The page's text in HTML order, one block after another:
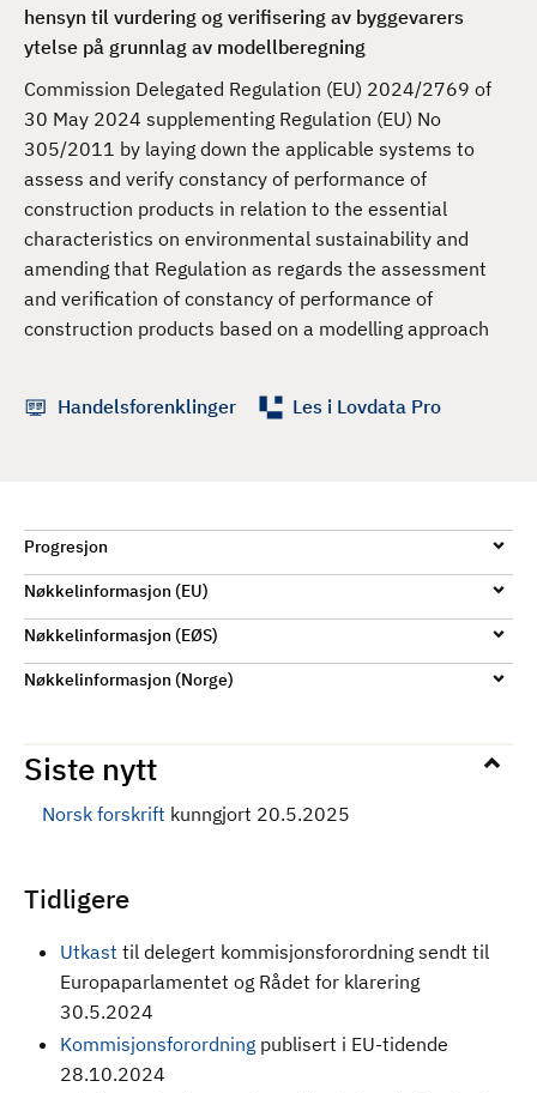
hensyn til vurdering og verifisering av byggevarers
ytelse på grunnlag av modellberegning
Commission Delegated Regulation (EU) 2024/2769 of
30 May 2024 supplementing Regulation (EU) No
305/2011 by laying down the applicable systems to
assess and verify constancy of performance of
construction products in relation to the essential
characteristics on environmental sustainability and
amending that Regulation as regards the assessment
and verification of constancy of performance of
construction products based on a modelling approach
Handelsforenklinger Les i Lovdata Pro
Progresjon
Nøkkelinformasjon (EU)
Nøkkelinformasjon (EØS)
Nøkkelinformasjon (Norge)
Siste nytt
Norsk forskrift kunngjort 20.5.2025
Tidligere
Utkast til delegert kommisjonsforordning sendt til
Europaparlamentet og Rådet for klarering
30.5.2024
Kommisjonsforordning publisert i EU-tidende
28.10.2024